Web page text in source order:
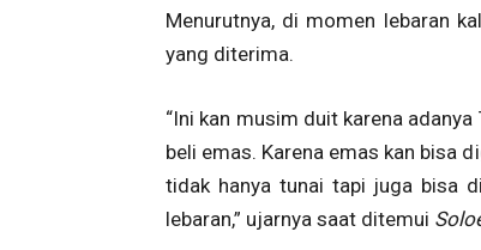
Menurutnya, di momen lebaran
yang diterima.
“Ini kan musim duit karena
beli emas. Karena emas kan bisa
tidak hanya tunai tapi juga bisa
lebaran,” ujarnya saat ditemui